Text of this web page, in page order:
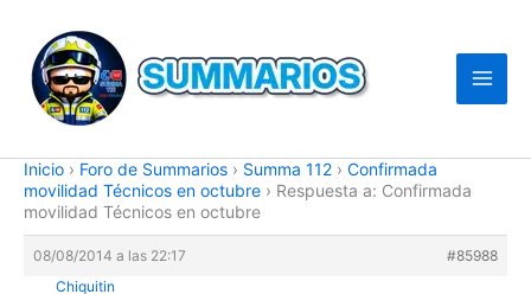
contenido
Inicio › Foro de Summarios › Summa 112 › Confirmada
movilidad Técnicos en octubre › Respuesta a: Confirmada
movilidad Técnicos en octubre
08/08/2014 a las 22:17
#85988
Chiquitin